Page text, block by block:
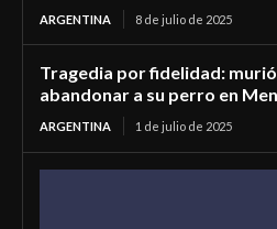
ARGENTINA 8 de julio de 2025
Tragedia por fidelidad:
abandonar a su perro en
ARGENTINA 1 de julio de 2025